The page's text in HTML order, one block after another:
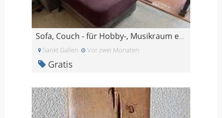
Sofa, Couch - für Hobby-, Musikraum etc.
Sankt Gallen Vor zwei Monaten
Gratis